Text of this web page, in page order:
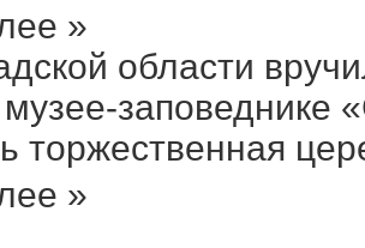
»
области
заповеднике
торжественная
»